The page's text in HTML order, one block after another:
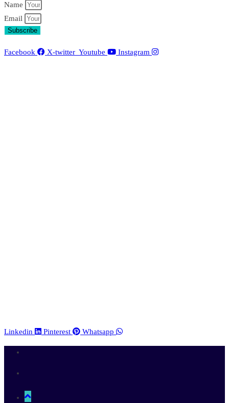
Name
Email
Subscribe
Facebook X-twitter Youtube Instagram
Linkedin Pinterest Whatsapp